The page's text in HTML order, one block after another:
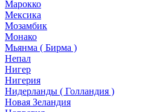
Марокко
Мексика
Мозамбик
Монако
Мьянма ( Бирма )
Непал
Нигер
Нигерия
Нидерланды ( Голландия )
Новая Зеландия